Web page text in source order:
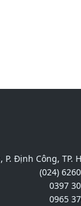
P. Định Công, TP.
(024)
0397
0965